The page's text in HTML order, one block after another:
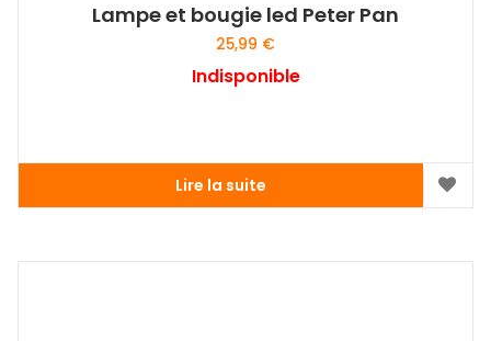
Lampe et bougie led Peter Pan
25,99 €
Indisponible
Lire la suite